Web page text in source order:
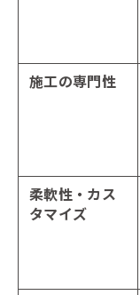
施工の専門性
柔軟性・カス
タマイズ